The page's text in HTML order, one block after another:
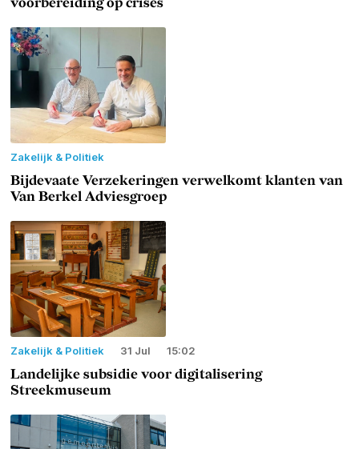
voorbereiding op crises
Zakelijk & Politiek
Bijdevaate Verzekeringen verwelkomt klanten van
Van Berkel Adviesgroep
Zakelijk & Politiek 31 Jul 15:02
Landelijke subsidie voor digitalisering
Streekmuseum